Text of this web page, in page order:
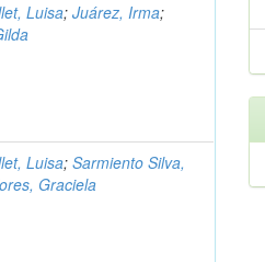
Luisa;Juárez, Irma;
Luisa;Sarmiento Silva,
Graciela